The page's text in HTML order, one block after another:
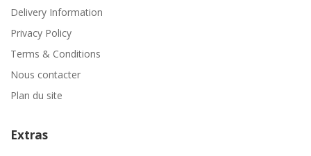
Delivery Information
Privacy Policy
Terms & Conditions
Nous contacter
Plan du site
Extras